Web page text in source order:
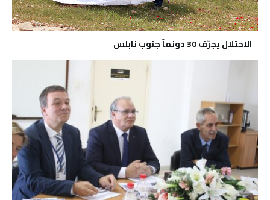
الاحتلال يجرّف 30 دونماً جنوب نابلس